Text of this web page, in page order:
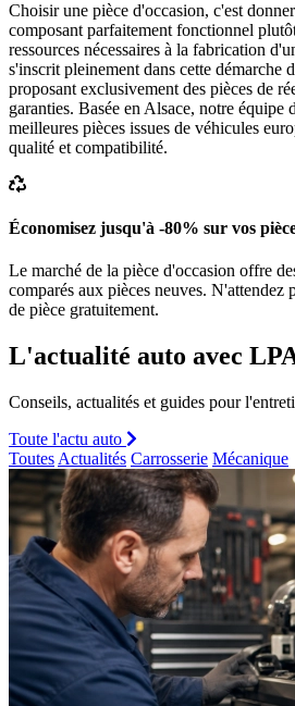
Choisir une pièce d'occasion, c'est
composant parfaitement fonctionnel
ressources nécessaires à la fabrication
s'inscrit pleinement dans cette démarche
proposant exclusivement des pièces de
garanties. Basée en Alsace, notre équipe
meilleures pièces issues de véhicules
qualité et compatibilité.
Économisez jusqu'à -80% sur vos
Le marché de la pièce d'occasion offre
comparés aux pièces neuves. N'attendez
de pièce gratuitement.
L'actualité auto avec
Conseils, actualités et guides pour
Toute l'actu auto
Toutes Actualités Carrosserie Mécanique